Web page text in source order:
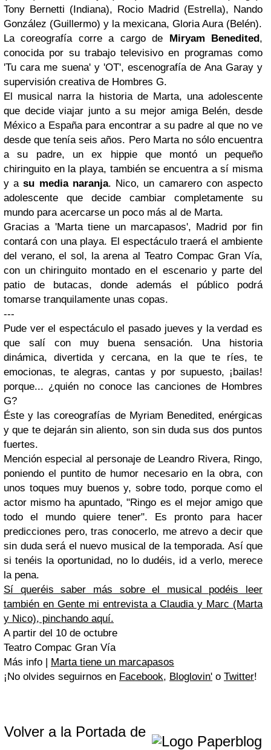
Tony Bernetti (Indiana), Rocio Madrid (Estrella), Nando
González (Guillermo) y la mexicana, Gloria Aura (Belén).
La coreografía corre a cargo de Miryam Benedited,
conocida por su trabajo televisivo en programas como
'Tu cara me suena' y 'OT', escenografía de Ana Garay y
supervisión creativa de Hombres G.
El musical narra la historia de Marta, una adolescente
que decide viajar junto a su mejor amiga Belén, desde
México a España para encontrar a su padre al que no ve
desde que tenía seis años. Pero Marta no sólo encuentra
a su padre, un ex hippie que montó un pequeño
chiringuito en la playa, también se encuentra a sí misma
y asu media naranja. Nico, un camarero con aspecto
adolescente que decide cambiar completamente su
mundo para acercarse un poco más al de Marta.
Gracias a 'Marta tiene un marcapasos', Madrid por fin
contará con una playa. El espectáculo traerá el ambiente
del verano, el sol, la arena al Teatro Compac Gran Vía,
con un chiringuito montado en el escenario y parte del
patio de butacas, donde además el público podrá
tomarse tranquilamente unas copas.
---
Pude ver el espectáculo el pasado jueves y la verdad es
que salí con muy buena sensación. Una historia
dinámica, divertida y cercana, en la que te ríes, te
emocionas, te alegras, cantas y por supuesto, ¡bailas!
porque... ¿quién no conoce las canciones de Hombres
G?
Éste y las coreografías de Myriam Benedited, enérgicas
y que te dejarán sin aliento, son sin duda sus dos puntos
fuertes.
Mención especial al personaje de Leandro Rivera, Ringo,
poniendo el puntito de humor necesario en la obra, con
unos toques muy buenos y, sobre todo, porque como el
actor mismo ha apuntado, "Ringo es el mejor amigo que
todo el mundo quiere tener". Es pronto para hacer
predicciones pero, tras conocerlo, me atrevo a decir que
sin duda será el nuevo musical de la temporada. Así que
si tenéis la oportunidad, no lo dudéis, id a verlo, merece
la pena.
Sí queréis saber más sobre el musical podéis leer
también en Gente mi entrevista a Claudia y Marc (Marta
y Nico), pinchando aquí.
A partir del 10 de octubre
Teatro Compac Gran Vía
Más info | Marta tiene un marcapasos
¡No olvides seguirnos en Facebook, Bloglovin' o Twitter!
Volver a la Portada de